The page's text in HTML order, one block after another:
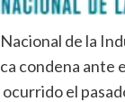
Nacional de la
condena ante
el